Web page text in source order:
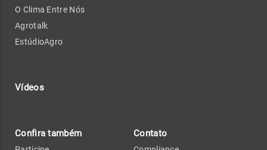
O Clima Entre Nós
Agrotalk
EstúdioAgro
Vídeos
Confira também Contato